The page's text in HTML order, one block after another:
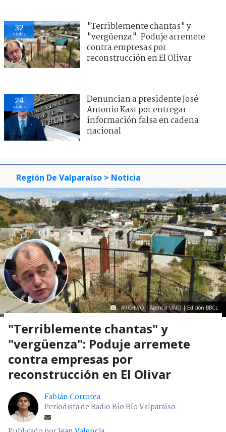
32
visitas
"Terriblemente chantas" y
"vergüenza": Poduje arremete
contra empresas por
reconstrucción en El Olivar
24
visitas
Denuncian a presidente José
Antonio Kast por entregar
información falsa en cadena
nacional
Región De Valparaíso > Noticia
ARCHIVO | Agencia UNO | Edición BBCL
"Terriblemente chantas" y
"vergüenza": Poduje arremete
contra empresas por
reconstrucción en El Olivar
Fabián Corrotea
Periodista de Radio Bío Bío Valparaíso